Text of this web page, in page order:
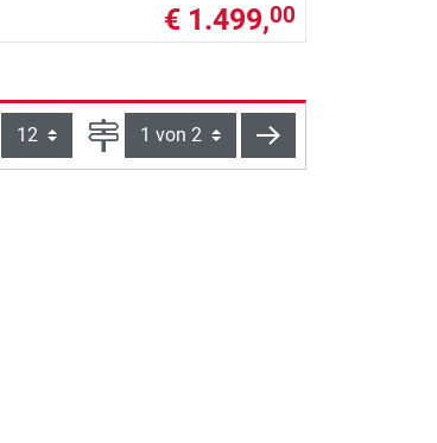
€ 1.499,00
Artikel pro Seite: Seite weiter